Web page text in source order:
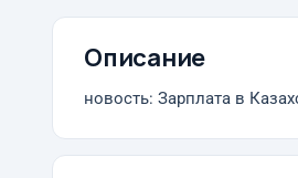
Описание
новость: Зарплата в